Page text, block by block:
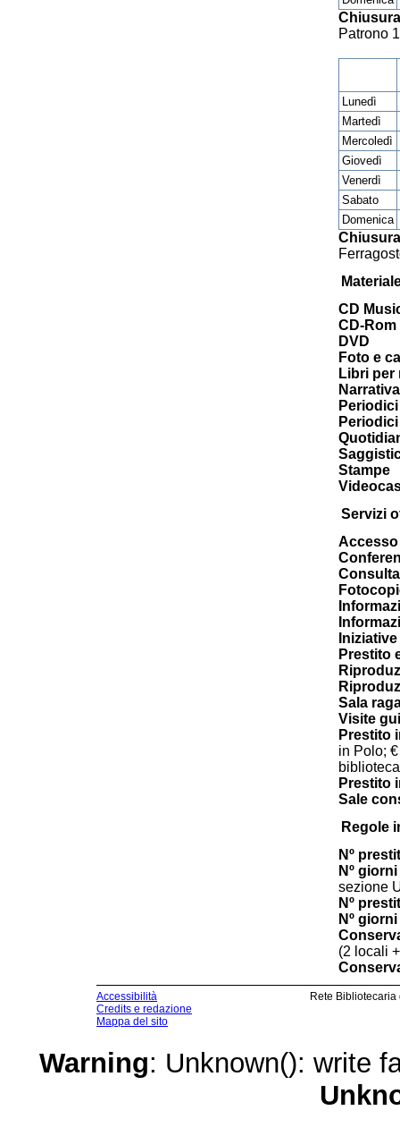
Patrono
Lunedì
Martedì
Mercoledì
Giovedì
Venerdì
Sabato
Domenica
CD
CD-Rom
DVD
Foto e
Libri per
Narrativa
Stampe
Servizi
Accesso
Prestito
Sala
Visite
Prestito
in Polo;
Prestito
Sale
Regole
Nº
Nº
sezione
Nº
Nº
(2 locali
Accessibilità
Credits e redazione
Mappa del sito
Rete
Warning: Unknown(): write